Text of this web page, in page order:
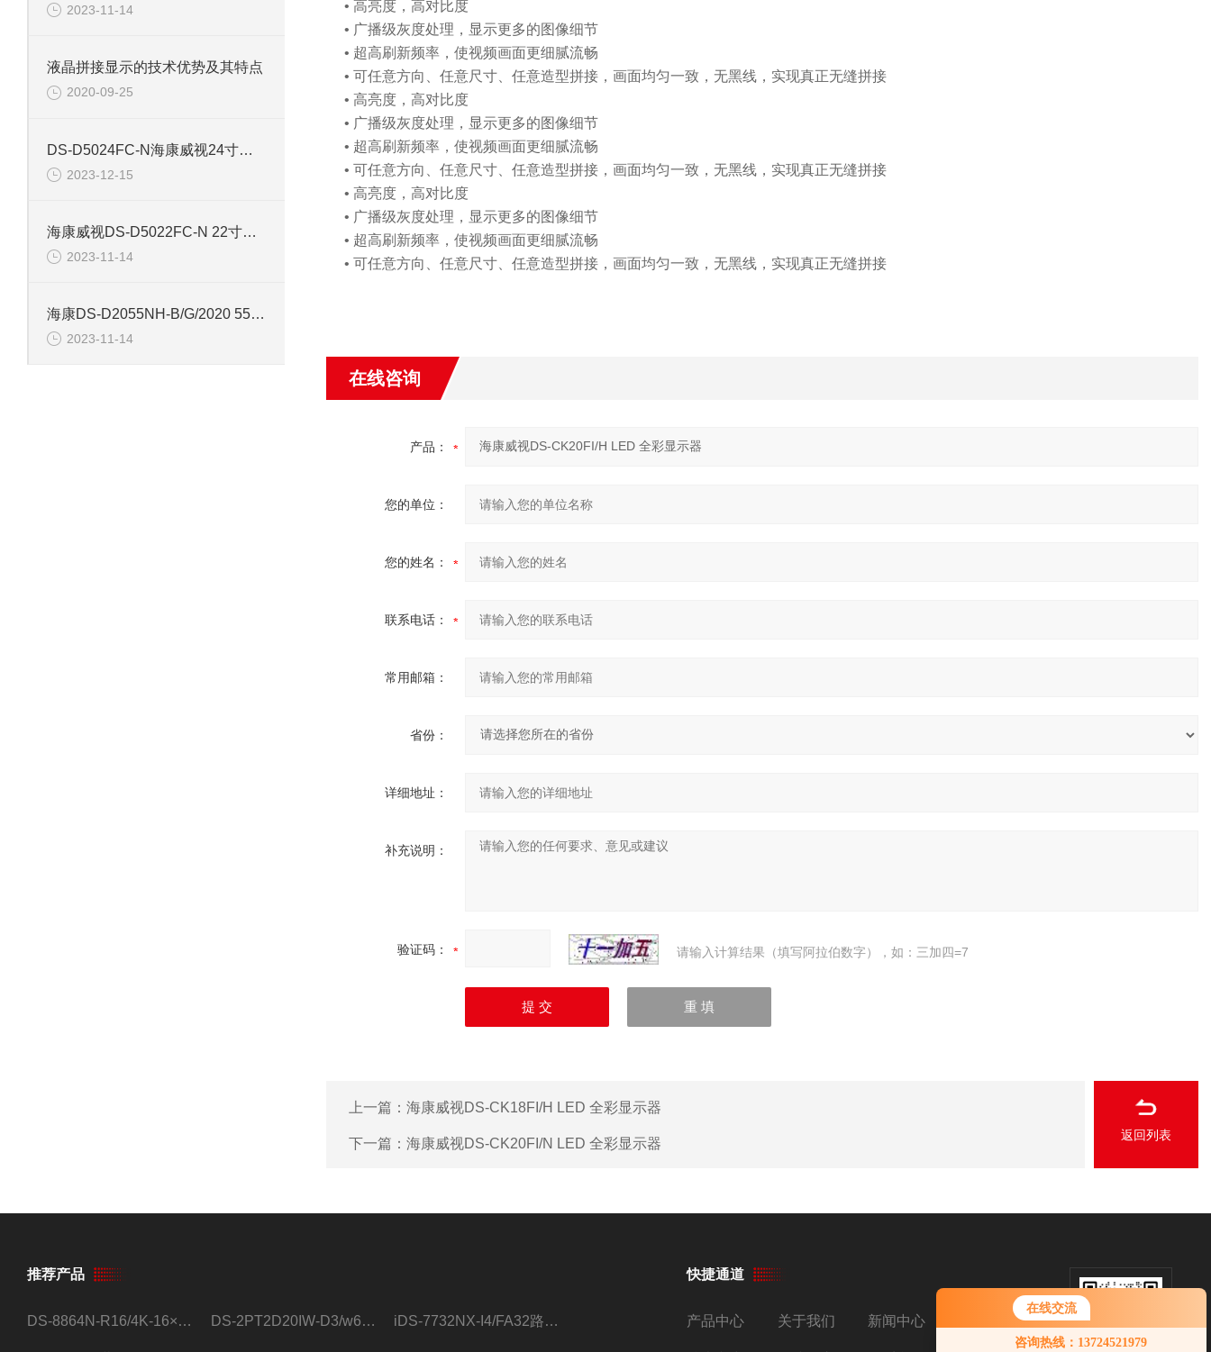
在线交流
咨询热线：13724521979
2023-11-14
液晶拼接显示的技术优势及其特点
2020-09-25
DS-D5024FC-N海康威视24寸网络监控显示器
2023-12-15
海康威视DS-D5022FC-N 22寸监控网络液晶显示器
2023-11-14
海康DS-D2055NH-B/G/2020 55寸网络监控显示器
2023-11-14
• 高亮度，高对比度
• 广播级灰度处理，显示更多的图像细节
• 超高刷新频率，使视频画面更细腻流畅
• 可任意方向、任意尺寸、任意造型拼接，画面均匀一致，无黑线，实现真正无缝拼接
• 高亮度，高对比度
• 广播级灰度处理，显示更多的图像细节
• 超高刷新频率，使视频画面更细腻流畅
• 可任意方向、任意尺寸、任意造型拼接，画面均匀一致，无黑线，实现真正无缝拼接
• 高亮度，高对比度
• 广播级灰度处理，显示更多的图像细节
• 超高刷新频率，使视频画面更细腻流畅
• 可任意方向、任意尺寸、任意造型拼接，画面均匀一致，无黑线，实现真正无缝拼接
在线咨询
产品：
您的单位：
您的姓名：
联系电话：
常用邮箱：
省份：
详细地址：
补充说明：
验证码： 请输入计算结果（填写阿拉伯数字），如：三加四=7
上一篇： 海康威视DS-CK18FI/H LED 全彩显示器
下一篇： 海康威视DS-CK20FI/N LED 全彩显示器
返回列表
推荐产品
DS-8864N-R16/4K-16×4T/希捷16盘位录像机 DS-2PT2D20IW-D3/w64路高清硬盘录像机 iDS-7732NX-I4/FA32路监控硬盘录像机
快捷通道
产品中心 关于我们 新闻中心